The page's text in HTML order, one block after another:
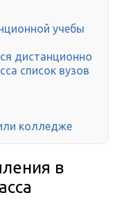
учебы
дистанционно
список вузов
колледже
в